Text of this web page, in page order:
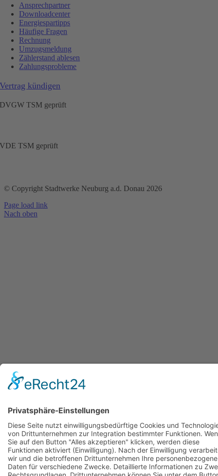
Ansprechpartner
Downloadcenter
Energiespartipps
Häufige Fragen
Rechnung
Umzugsmeldung
Zählerstand ablesen
Zahlungsprobleme
Vertrag kündigen
DVGW TSM geprüft
VDE TSM geprüft
© Copyright Stadtwerke Neuburg a.d. Donau 2026
Page load link
Nach oben